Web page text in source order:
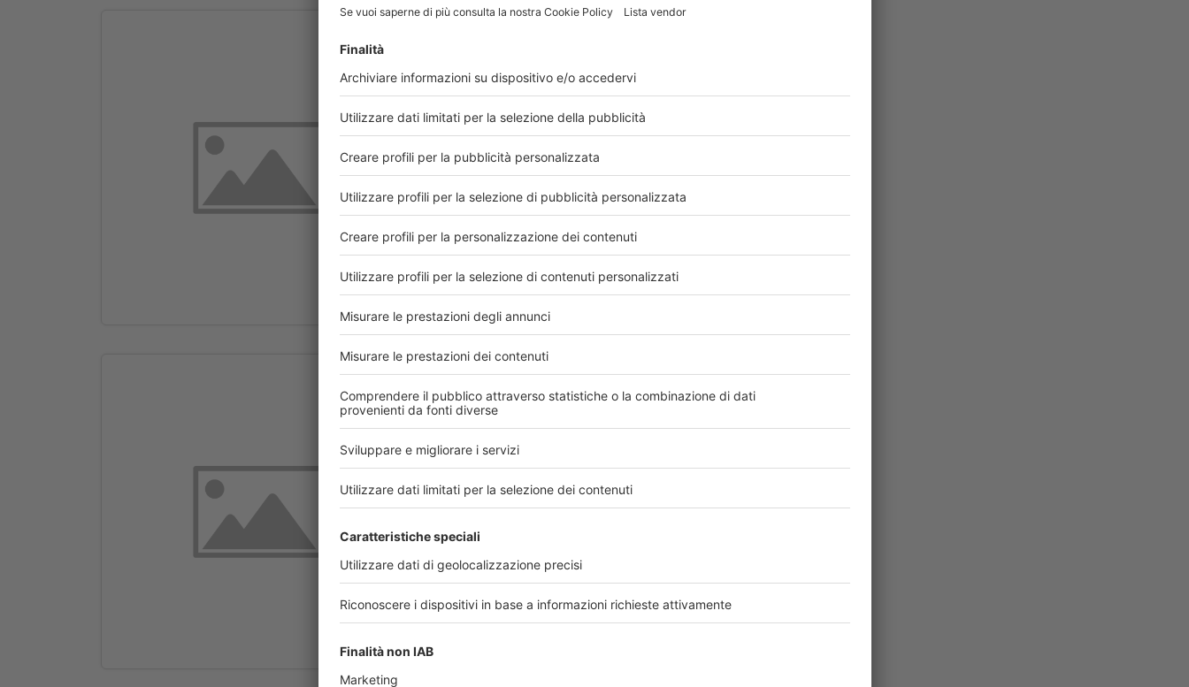
ritirare i farmaci basta un codice: la
ricetta si stampa direttamente in
farmacia
26 febbraio 2020 – Da oggi, in questo
periodo di urgenza, la copia cartacea della
ricetta dematerializzata – ovviamente e
26 febbraio 2020
Leggi di più
L’Italian Journal of Gynaecology &
Obstetrics di Sigo cresce nella
collaborazione con Edra
Milano, 25 febbraio 2020 - Si rafforza la
collaborazione tra SIGO, Società Italiana di
Ginecologia e Ostetricia, ed Edra: l’azienda
del Gruppo LSWR, l...
26 febbraio 2020
Leggi di più